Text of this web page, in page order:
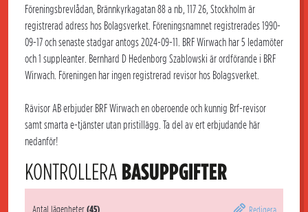
Föreningsbrevlådan, Brännkyrkagatan 88 a nb, 117 26, Stockholm är
registrerad adress hos Bolagsverket. Föreningsnamnet registrerades 1990-
09-17 och senaste stadgar antogs 2024-09-11. BRF Wirwach har 5 ledamöter
och 1 suppleanter. Bernhard D Hedenborg Szablowski är ordförande i BRF
Wirwach. Föreningen har ingen registrerad revisor hos Bolagsverket.
Rävisor AB erbjuder BRF Wirwach en oberoende och kunnig Brf-revisor
samt smarta e-tjänster utan pristillägg. Ta del av ert erbjudande här
nedanför!
KONTROLLERA BASUPPGIFTER
Antal lägenheter(45)